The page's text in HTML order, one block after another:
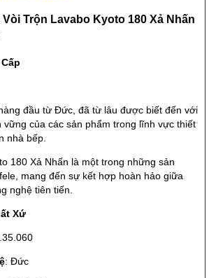
Vòi Trộn Lavabo Kyoto 180 Xả Nhấn
đầu từ Đức, đã từ lâu được biết đến với
của các sản phẩm trong lĩnh vực thiết
nhà bếp.
180 Xả Nhấn là một trong những sản
mang đến sự kết hợp hoàn hảo giữa
nghệ tiên tiến.
Xứ
: Đức